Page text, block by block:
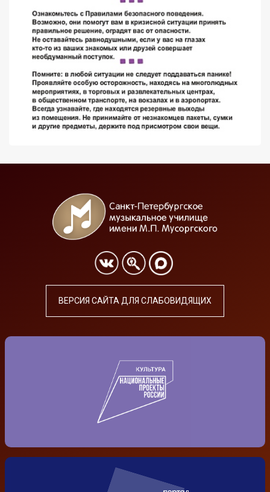
ВЕРСИЯ САЙТА ДЛЯ СЛАБОВИДЯЩИХ